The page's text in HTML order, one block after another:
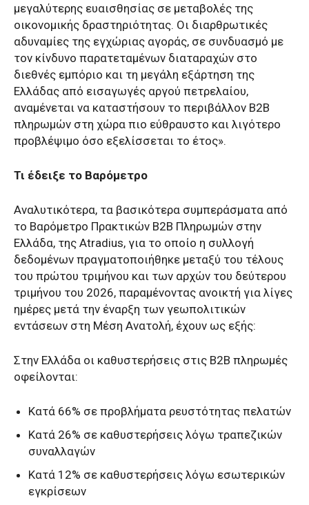
μεγαλύτερης ευαισθησίας σε μεταβολές της
οικονομικής δραστηριότητας. Οι διαρθρωτικές
αδυναμίες της εγχώριας αγοράς, σε συνδυασμό με
τον κίνδυνο παρατεταμένων διαταραχών στο
διεθνές εμπόριο και τη μεγάλη εξάρτηση της
Ελλάδας από εισαγωγές αργού πετρελαίου,
αναμένεται να καταστήσουν το περιβάλλον B2B
πληρωμών στη χώρα πιο εύθραυστο και λιγότερο
προβλέψιμο όσο εξελίσσεται το έτος».
Τι έδειξε το Βαρόμετρο
Αναλυτικότερα, τα βασικότερα συμπεράσματα από
το Βαρόμετρο Πρακτικών Β2Β Πληρωμών στην
Ελλάδα, της Atradius, για το οποίο η συλλογή
δεδομένων πραγματοποιήθηκε μεταξύ του τέλους
του πρώτου τριμήνου και των αρχών του δεύτερου
τριμήνου του 2026, παραμένοντας ανοικτή για λίγες
ημέρες μετά την έναρξη των γεωπολιτικών
εντάσεων στη Μέση Ανατολή, έχουν ως εξής:
Στην Ελλάδα οι καθυστερήσεις στις Β2Β πληρωμές
οφείλονται:
Κατά 66% σε προβλήματα ρευστότητας πελατών
Κατά 26% σε καθυστερήσεις λόγω τραπεζικών
συναλλαγών
Κατά 12% σε καθυστερήσεις λόγω εσωτερικών
εγκρίσεων